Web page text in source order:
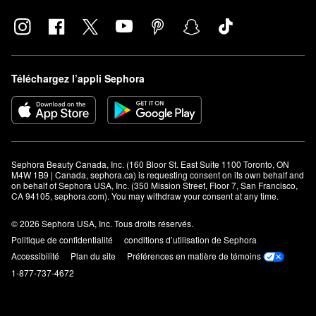
Téléchargez l’appli Sephora
Sephora Beauty Canada, Inc. (160 Bloor St. East Suite 1100 Toronto, ON
M4W 1B9 | Canada, sephora.ca) is requesting consent on its own behalf and
on behalf of Sephora USA, Inc. (350 Mission Street, Floor 7, San Francisco,
CA 94105, sephora.com). You may withdraw your consent at any time.
© 2026 Sephora USA, Inc. Tous droits réservés.
Politique de confidentialité
conditions d’utilisation de Sephora
Accessibilité
Plan du site
Préférences en matière de témoins
1-877-737-4672